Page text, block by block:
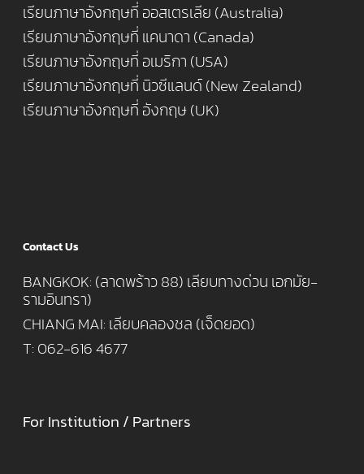
เรียนภาษาอังกฤษที่ ออสเตรเลีย (Australia)
เรียนภาษาอังกฤษที่ แคนาดา (Canada)
เรียนภาษาอังกฤษที่ อเมริกา (USA)
เรียนภาษาอังกฤษที่ นิวซีแลนด์ (New Zealand)
เรียนภาษาอังกฤษที่ อังกฤษ (UK)
Contact Us
BANGKOK: (ลาดพร้าว 88) เลียบทางด่วน เอกมัย-
รามอินทรา)
CHIANG MAI: เลียบคลองชล (เจ็ดยอด)
T: 062-616 4677
For Institution / Partners